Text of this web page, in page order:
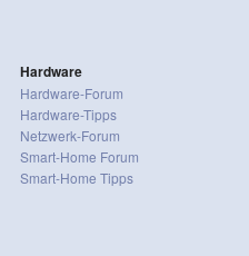
Hardware
Hardware-Forum
Hardware-Tipps
Netzwerk-Forum
Smart-Home Forum
Smart-Home Tipps